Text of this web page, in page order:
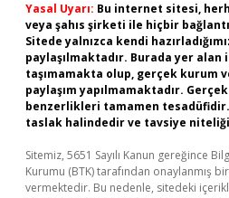
Yasal Uyarı: Bu internet sitesi,
veya şahıs şirketi ile hiçbir
Sitede yalnızca kendi
paylaşılmaktadır. Burada yer
taşımamakta olup, gerçek kurum
paylaşım yapılmamaktadır.
benzerlikleri tamamen
taslak halindedir ve tavsiye
Sitemiz, 5651 Sayılı Kanun gereğince
Kurumu (BTK) tarafından onaylanmış
vermektedir. Bu nedenle, sitedeki